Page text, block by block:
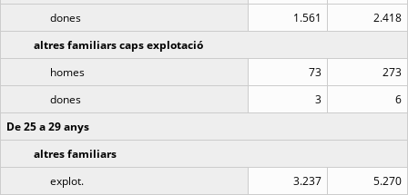
dones
1.561
2.418
altres familiars caps explotació
homes
73
273
dones
3
6
De 25 a 29 anys
altres familiars
explot.
3.237
5.270